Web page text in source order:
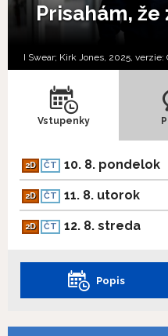
Prisahám,
I Swear; Kirk Jones, 2025, verzie:
Vstupenky
2D ČT 10. 8. pondelok
2D ČT 11. 8. utorok
2D ČT 12. 8. streda
Popis